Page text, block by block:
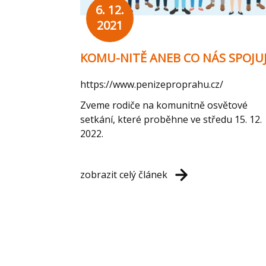
6. 12.
2021
KOMU-NITĚ ANEB CO NÁS
https://www.penizeproprahu.cz/
Zveme rodiče na komunitně osvětové
setkání, které proběhne ve středu 15. 12.
2022.
zobrazit celý článek